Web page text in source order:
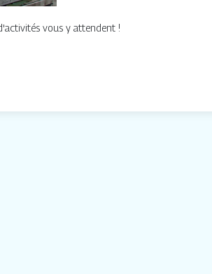
vous y attendent !